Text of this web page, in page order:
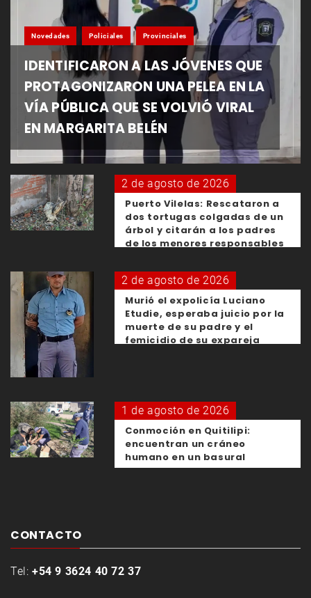
Novedades Policiales Provinciales
IDENTIFICARON A LAS JÓVENES QUE
PROTAGONIZARON UNA PELEA EN LA
VÍA PÚBLICA QUE SE VOLVIÓ VIRAL
EN MARGARITA BELÉN
2 de agosto de 2026
Puerto Vilelas: Rescataron a
dos tortugas colgadas de un
árbol y citarán a los padres
de los menores responsables
2 de agosto de 2026
Murió el expolicía Luciano
Etudie, esperaba juicio por la
muerte de su padre y el
femicidio de su expareja
1 de agosto de 2026
Conmoción en Quitilipi:
encuentran un cráneo
humano en un basural
CONTACTO
Tel: +54 9 3624 40 72 37